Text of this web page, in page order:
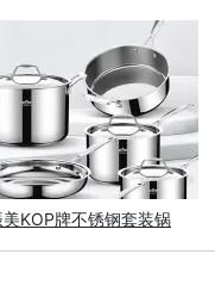
美KOP牌不锈钢套装锅